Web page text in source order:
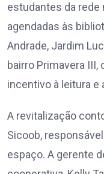
estudantes da
agendadas às
Andrade, Jardim
bairro Primavera
incentivo à leitura e
A revitalização
Sicoob,
espaço. A gerente